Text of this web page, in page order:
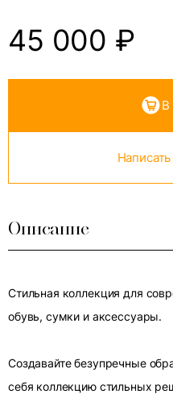
45 000 ₽
В
Описание
Стильная коллекция для
обувь, сумки и аксессуары.
Создавайте безупречные
себя коллекцию стильных